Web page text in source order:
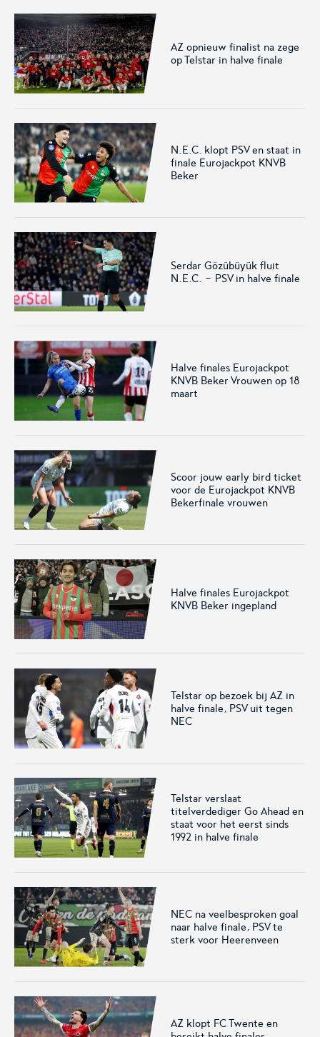
Voetbal.nl
amateurvoetballend
Nederland.
Eurojackpot KNVB
Eurojackpot Vrouwen
Eredivisie
Eredivisie met het laatste
nieuws, programma,
standen en alle
samenvattingen.
KNVB Expertise
De online assistent voor alle
jeugdtrainers van Nederland.
KNVB Shop
De officiële webshop van de
KNVB Ticketshop
Futsal Euro 2022
De officiële toernooipagina
voor het EK Futsal 2022.
Dugout
AZ opnieuw finalist na zege
op Telstar in halve finale
N.E.C. klopt PSV en staat in
finale Eurojackpot KNVB
Beker
Serdar Gözübüyük fluit
N.E.C. - PSV in halve finale
Halve finales Eurojackpot
KNVB Beker Vrouwen op 18
maart
Scoor jouw early bird ticket
voor de Eurojackpot KNVB
Bekerfinale vrouwen
Halve finales Eurojackpot
KNVB Beker ingepland
Telstar op bezoek bij AZ in
halve finale, PSV uit tegen
NEC
Telstar verslaat
titelverdediger Go Ahead en
staat voor het eerst sinds
1992 in halve finale
NEC na veelbesproken goal
naar halve finale, PSV te
sterk voor Heerenveen
AZ klopt FC Twente en